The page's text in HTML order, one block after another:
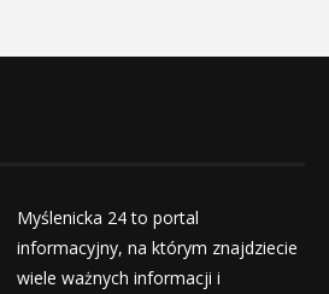
Myślenicka 24 to portal
informacyjny, na którym znajdziecie
wiele ważnych informacji i